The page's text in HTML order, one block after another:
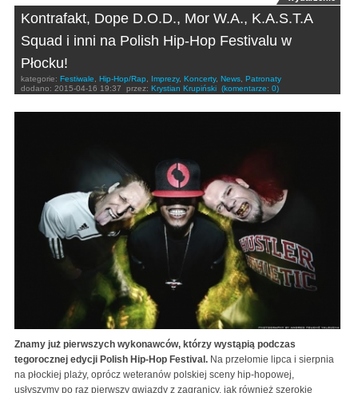
Kontrafakt, Dope D.O.D., Mor W.A., K.A.S.T.A
Squad i inni na Polish Hip-Hop Festivalu w
Płocku!
kategorie: Festiwale Hip-Hop/Rap Imprezy, Koncerty, News Patronaty
dodano: 2015-04-16 19:37 przez: Krystian Krupiński (komentarze: 0)
Znamy już pierwszych wykonawców, którzy wystąpią podczas
tegorocznej edycji Polish Hip-Hop Festival. Na przełomie lipca i sierpnia
na płockiej plaży, oprócz weteranów polskiej sceny hip-hopowej,
usłyszymy po raz pierwszy gwiazdy z zagranicy, jak również szerokie